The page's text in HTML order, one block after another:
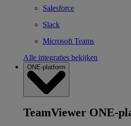
Salesforce
Slack
Microsoft Teams
Alle integraties bekijken
ONE-platform
TeamViewer ONE-